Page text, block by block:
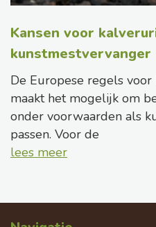
Kansen voor
kunstmestvervanger
De Europese regels
maakt het mogelijk om
onder voorwaarden als
passen. Voor de
lees meer